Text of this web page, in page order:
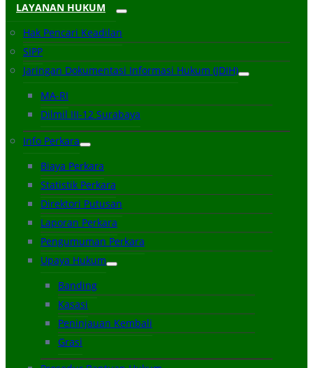
LAYANAN HUKUM
Hak Pencari Keadilan
SIPP
Jaringan Dokumentasi Informasi Hukum (JDIH)
MA-RI
Dilmil III-12 Surabaya
Info Perkara
Biaya Perkara
Statistik Perkara
Direktori Putusan
Laporan Perkara
Pengumuman Perkara
Upaya Hukum
Banding
Kasasi
Peninjauan Kembali
Grasi